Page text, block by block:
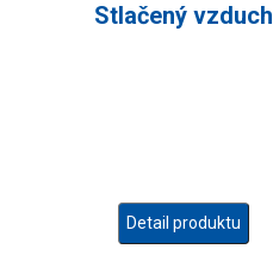
Stlačený vzduch
Detail produktu